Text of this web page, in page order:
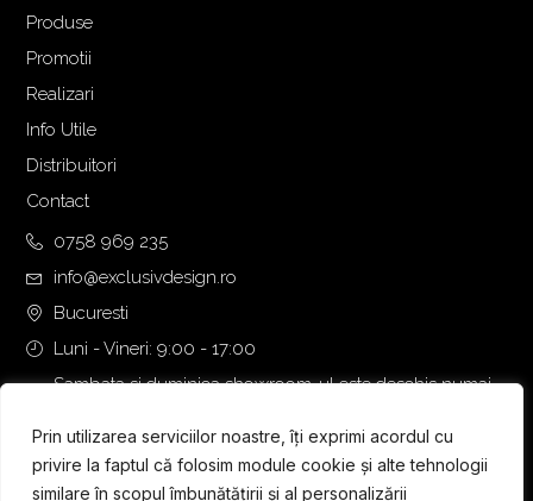
Prin utilizarea serviciilor noastre, îți exprimi acordul cu
privire la faptul că folosim module cookie și alte tehnologii
similare în scopul îmbunătățirii și al personalizării
Produse
Promotii
Realizari
Info Utile
Distribuitori
Contact
0758 969 235
info@exclusivdesign.ro
Bucuresti
Luni - Vineri: 9:00 - 17:00
Sambata si duminica showroom-ul este deschis numai